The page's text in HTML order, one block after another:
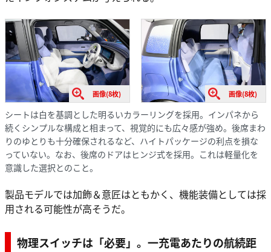
画像(8枚) 画像(8枚)
シートは白を基調とした明るいカラーリングを採用。インパネから
続くシンプルな構成と相まって、視覚的にも広々感が強め。後席まわ
りのゆとりも十分確保されるなど、ハイトパッケージの利点を損な
っていない。なお、後席のドアはヒンジ式を採用。これは軽量化を
意識した選択とのこと。
製品モデルでは加飾＆意匠はともかく、機能装備としては採
用される可能性が高そうだ。
物理スイッチは「必要」。一充電あたりの航続距